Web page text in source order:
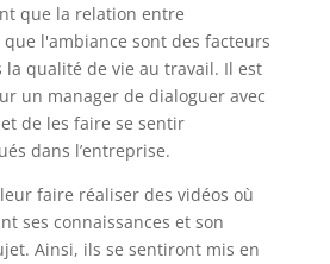
que la relation entre
l'ambiance sont des facteurs
qualité de vie au travail. Il est
un manager de dialoguer avec
de les faire se sentir
dans l’entreprise.
faire réaliser des vidéos où
ses connaissances et son
Ainsi, ils se sentiront mis en